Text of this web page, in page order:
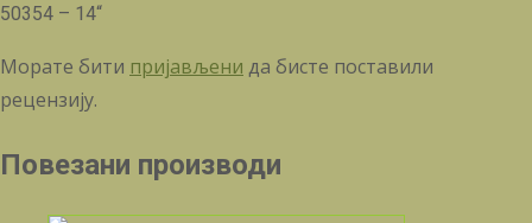
50354 – 14“
Морате бити пријављени да бисте поставили
рецензију.
Повезани производи